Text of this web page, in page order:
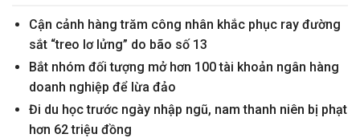
Cận cảnh hàng trăm công nhân khắc phục ray đường
sắt “treo lơ lửng” do bão số 13
Bắt nhóm đối tượng mở hơn 100 tài khoản ngân hàng
doanh nghiệp để lừa đảo
Đi du học trước ngày nhập ngũ, nam thanh niên bị phạt
hơn 62 triệu đồng